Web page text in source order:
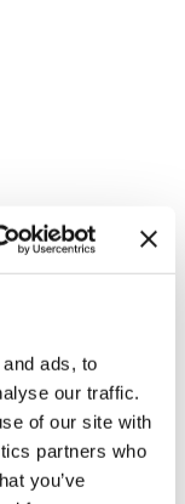
ads, to
our traffic.
of our site with
partners who
you’ve
Snow